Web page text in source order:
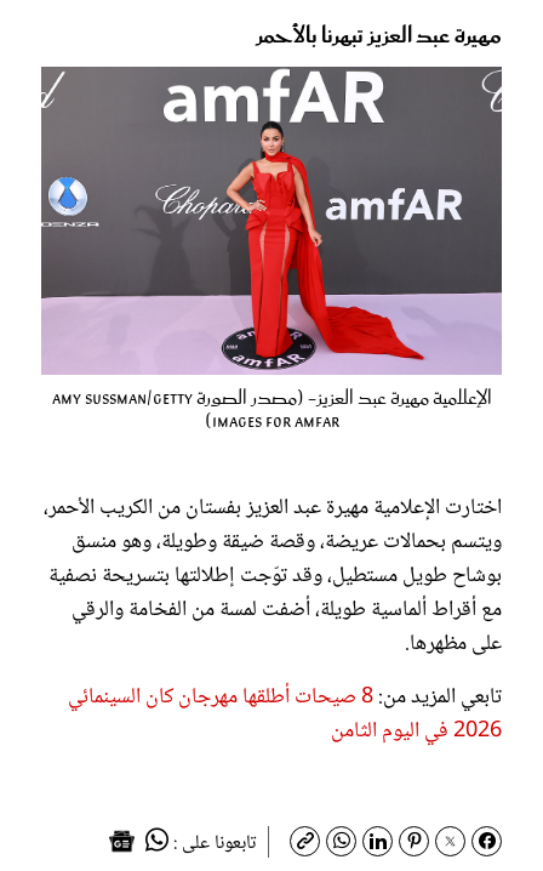
مهيرة عبد العزيز تبهرنا بالأحمر
الإعلامية مهيرة عبد العزيز- (مصدر الصورة Amy Sussman/Getty
Images for amfAR)
اختارت الإعلامية مهيرة عبد العزيز بفستان من الكريب الأحمر،
ويتسم بحمالات عريضة، وقصة ضيقة وطويلة، وهو منسق
بوشاح طويل مستطيل، وقد توّجت إطلالتها بتسريحة نصفية
مع أقراط ألماسية طويلة، أضفت لمسة من الفخامة والرقي
على مظهرها.
تابعي المزيد من:
8 صيحات أطلقها مهرجان كان السينمائي
2026 في اليوم الثامن
تابعونا على :